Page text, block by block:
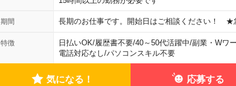
期間 長期のお仕事です。開始日はご相談ください！ ★
特徴 日払いOK/履歴書不要/40～50代活躍中/副業・Wワ
電話対応なし/パソコンスキル不要
気になる！ 応募する